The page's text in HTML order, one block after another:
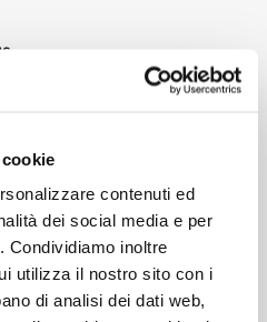
contenuti ed
dei social media e per
Condividiamo inoltre
utilizza il nostro sito con i
di analisi dei dati web,
DEL
e sorelle, da parecchi
salvate nel Mare
di due navi di ONG, in